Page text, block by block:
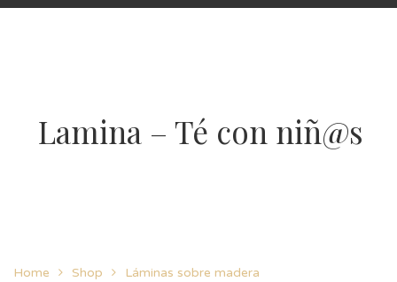
Lamina – Té con niñ@s
Home Shop
Láminas sobre madera